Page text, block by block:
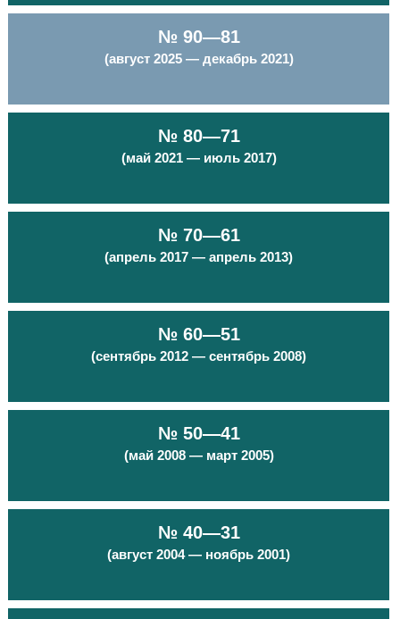
№ 90—81
(август 2025 — декабрь 2021)
№ 80—71
(май 2021 — июль 2017)
№ 70—61
(апрель 2017 — апрель 2013)
№ 60—51
(сентябрь 2012 — сентябрь 2008)
№ 50—41
(май 2008 — март 2005)
№ 40—31
(август 2004 — ноябрь 2001)